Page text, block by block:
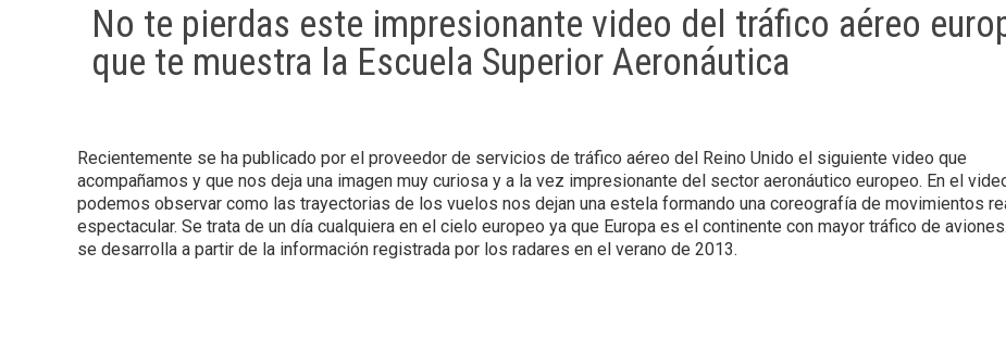
No te pierdas este impresionante video del tráfico aéreo
que te muestra la Escuela Superior Aeronáutica
Recientemente se ha publicado por el proveedor de servicios de tráfico aéreo del Reino Unido el siguiente video que
acompañamos y que nos deja una imagen muy curiosa y a la vez impresionante del sector aeronáutico europeo. En el
podemos observar como las trayectorias de los vuelos nos dejan una estela formando una coreografía de movimientos
espectacular. Se trata de un día cualquiera en el cielo europeo ya que Europa es el continente con mayor tráfico de
se desarrolla a partir de la información registrada por los radares en el verano de 2013.